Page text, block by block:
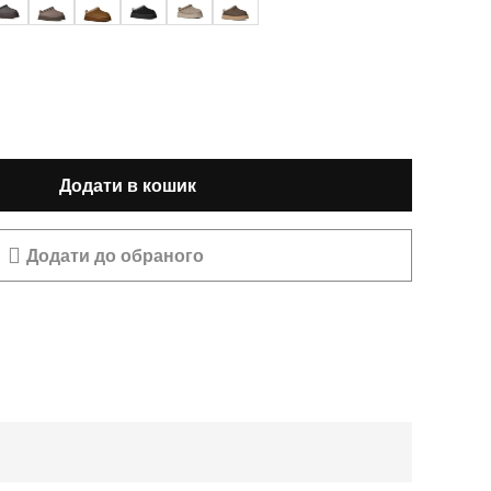
Додати в кошик
Додати до обраного